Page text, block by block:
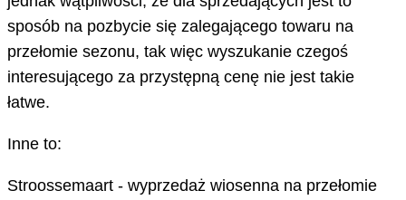
sposób na pozbycie się zalegającego towaru na
przełomie sezonu, tak więc wyszukanie czegoś
interesującego za przystępną cenę nie jest takie
łatwe.
Inne to:
Stroossemaart - wyprzedaż wiosenna na przełomie